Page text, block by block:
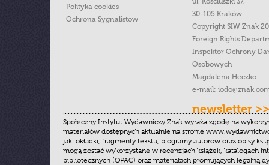
Polityka cookies
Ochrona Sygnalistow
30-105 Kraków
Copyright SIW Znak
Foreign Rights
Inspektor Ochrony
Osobowych
Magdalena Heczko
e-mail:
newsletter >>
Społeczny Instytut Wydawniczy Znak wyraża zgodę na
materiałów dostępnych aktualnie na stronie
jak: okładki, fragmenty tekstu, biogramy autorów oraz opisy
mogą zostać wykorzystane w recenzjach książek, katalogach
bibliotecznych (OPAC) oraz materiałach promujących legalną